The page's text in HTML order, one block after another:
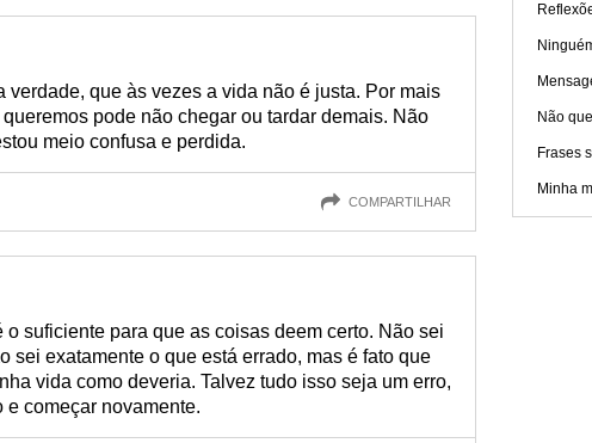
verdade, que às vezes a vida não é justa. Por mais
pode não chegar ou tardar demais. Não
meio confusa e perdida.
COMPARTILHAR
suficiente para que as coisas deem certo. Não sei
sei exatamente o que está errado, mas é fato que
vida como deveria. Talvez tudo isso seja um erro,
e começar novamente.
Não
Frases
Minha